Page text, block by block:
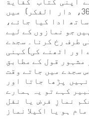
الطالب الربانی" (ج 1، ص 360-361، دار الفكر) میں
ادا کیا جائے،
جو نمازوں کے لیے
طرف رخ کرنا۔ سجدے
اور اٹھنے کی) کہنی
مشہور قول کے مطابق
سجدے میں جاتے وقت
پڑھا جاتا اور
کہے تو یہ ہمارے
نمازِ فرض یا نفل
ہو یا اکیلا نماز